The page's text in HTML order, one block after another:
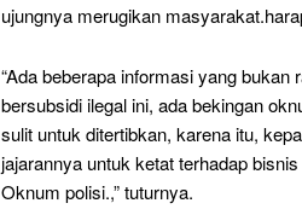
ujungnya merugikan
“Ada beberapa informasi yang
bersubsidi ilegal ini, ada bekingan
sulit untuk ditertibkan, karena itu,
jajarannya untuk ketat terhadap
Oknum polisi.,” tuturnya.